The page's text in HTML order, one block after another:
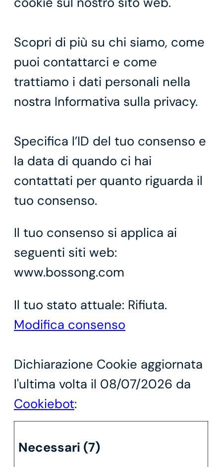
Scopri di più su chi siamo, come
puoi contattarci e come
trattiamo i dati personali nella
nostra Informativa sulla privacy.
Specifica l’ID del tuo consenso e
la data di quando ci hai
contattati per quanto riguarda il
tuo consenso.
Il tuo consenso si applica ai
seguenti siti web:
www.bossong.com
Il tuo stato attuale: Rifiuta.
Modifica consenso
Dichiarazione Cookie aggiornata
l'ultima volta il 08/07/2026 da
Cookiebot:
Necessari (7)